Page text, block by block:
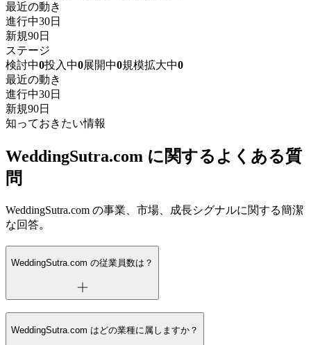
最近の動き
進行中30日
新規90日
ステージ
検討中0投入中0展開中0規模拡大中0
最近の動き
進行中30日
新規90日
知っておきたい情報
WeddingSutra.com に関するよくある質
問
WeddingSutra.com の事業、市場、成長シグナルに関する簡潔
な回答。
WeddingSutra.com の従業員数は？
WeddingSutra.com はどの業種に属しますか？